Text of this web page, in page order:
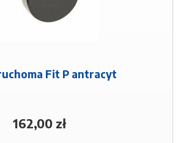
Fit P antracyt
162,00 zł